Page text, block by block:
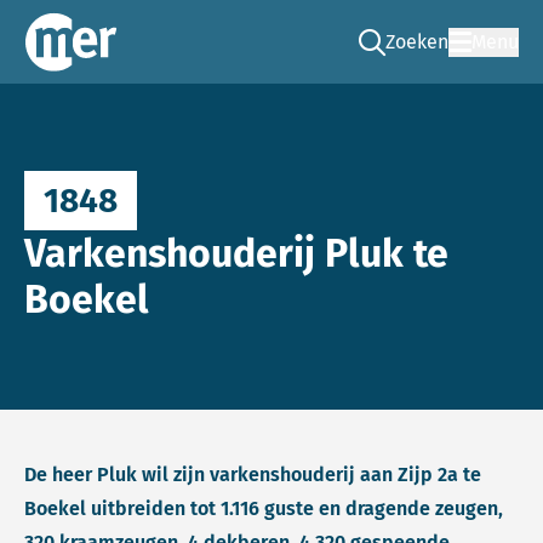
Commissie mer
Zoeken
Ga naar de zoek
1848
Varkenshouderij Pluk te
Boekel
De heer Pluk wil zijn varkenshouderij aan Zijp 2a te
Boekel uitbreiden tot 1.116 guste en dragende zeugen,